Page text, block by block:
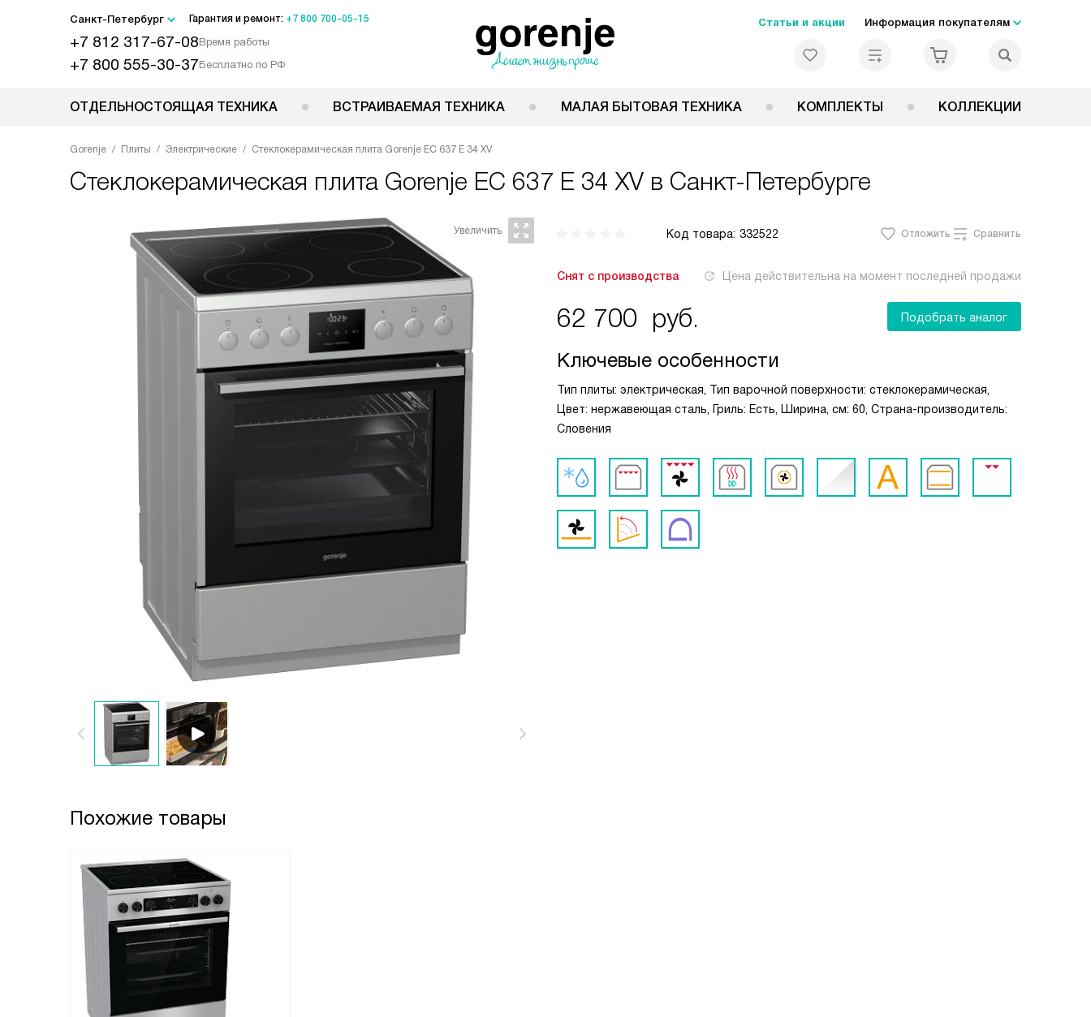
Санкт-Петербург Гарантия и ремонт: +7 800 700-05-15
+7 812 317-67-08Время работы
+7 800 555-30-37Бесплатно по РФ
Статьи и акции Информация покупателям
ОТДЕЛЬНОСТОЯЩАЯ ТЕХНИКА ВСТРАИВАЕМАЯ ТЕХНИКА МАЛАЯ БЫТОВАЯ ТЕХНИКА КОМПЛЕКТЫ КОЛЛЕКЦИИ
Gorenje Плиты Электрические Стеклокерамическая плита Gorenje EC 637 E 34 XV
Стеклокерамическая плита Gorenje EC 637 E 34 XV в Санкт-Петербурге
Код товара: 332522 Отложить Сравнить
Снят с производства Цена действительна на момент последней продажи
62 700 руб. Подобрать аналог
Ключевые особенности
Тип плиты: электрическая, Тип варочной поверхности: стеклокерамическая,
Цвет: нержавеющая сталь, Гриль: Есть, Ширина, см: 60, Страна-производитель:
Словения
Похожие товары